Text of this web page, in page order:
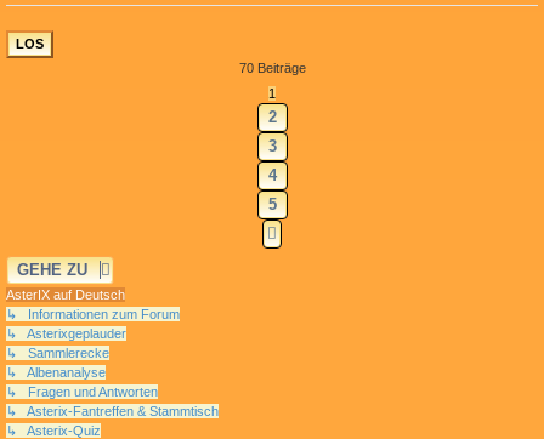
70 Beiträge
1
2
3
4
5
NÄCHSTE
GEHE ZU
AsterIX auf Deutsch
↳ Informationen zum Forum
↳ Asterixgeplauder
↳ Sammlerecke
↳ Albenanalyse
↳ Fragen und Antworten
↳ Asterix-Fantreffen & Stammtisch
↳ Asterix-Quiz